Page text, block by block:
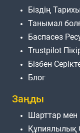
Біздің
Танымал
Баспасөз
Trustpilot
Бізбен
Блог
Заңды
Шарттар мен
Құпиялылық